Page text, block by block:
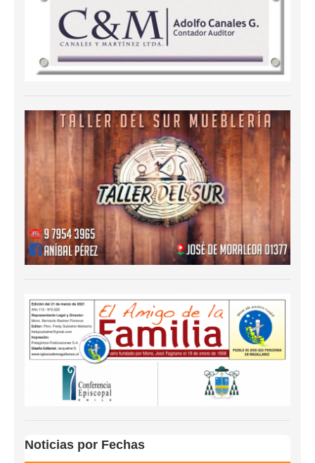
Noticias por Fechas